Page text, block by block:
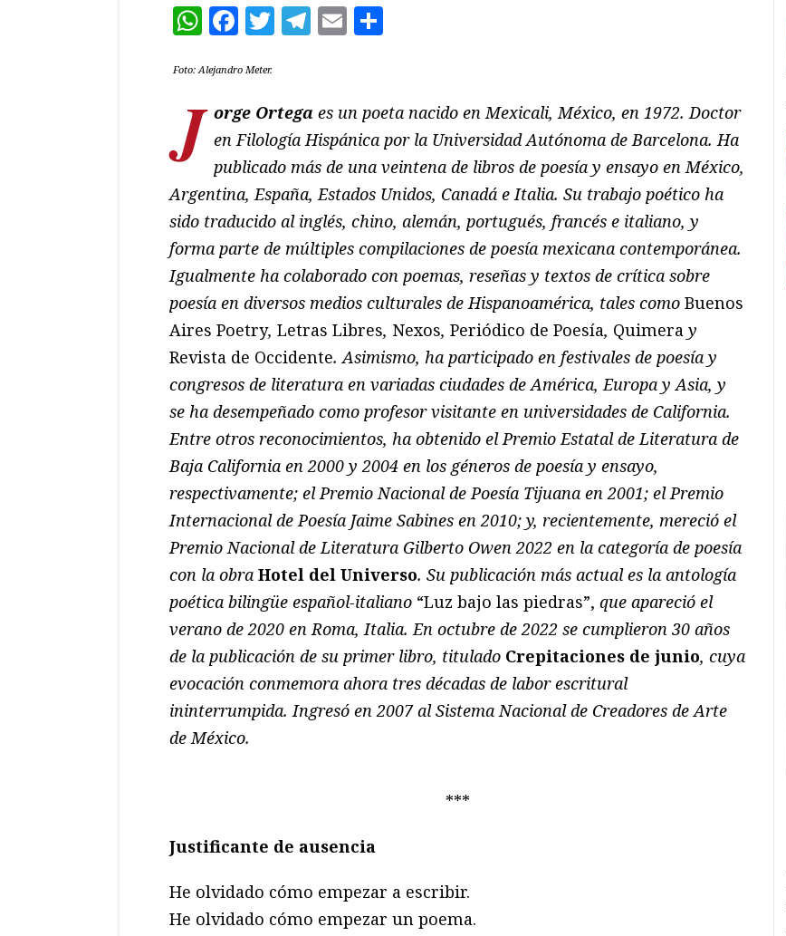
WhatsApp
Facebook
Twitter
Telegram
Email
Foto: Alejandro Meter.
J orge Ortega es un poeta nacido en Mexicali, México, en 1972. Doctor
en Filología Hispánica por la Universidad Autónoma de Barcelona. Ha
publicado más de una veintena de libros de poesía y ensayo en México,
Argentina, España, Estados Unidos, Canadá e Italia. Su trabajo poético ha
sido traducido al inglés, chino, alemán, portugués, francés e italiano, y
forma parte de múltiples compilaciones de poesía mexicana contemporánea.
Igualmente ha colaborado con poemas, reseñas y textos de crítica sobre
poesía en diversos medios culturales de Hispanoamérica, tales como Buenos
Aires Poetry, Letras Libres, Nexos, Periódico de Poesía, Quimera y
Revista de Occidente. Asimismo, ha participado en festivales de poesía y
congresos de literatura en variadas ciudades de América, Europa y Asia, y
se ha desempeñado como profesor visitante en universidades de California.
Entre otros reconocimientos, ha obtenido el Premio Estatal de Literatura de
Baja California en 2000 y 2004 en los géneros de poesía y ensayo,
respectivamente; el Premio Nacional de Poesía Tijuana en 2001; el Premio
Internacional de Poesía Jaime Sabines en 2010; y, recientemente, mereció el
Premio Nacional de Literatura Gilberto Owen 2022 en la categoría de poesía
con la obra Hotel del Universo. Su publicación más actual es la antología
poética bilingüe español-italiano “Luz bajo las piedras”, que apareció el
verano de 2020 en Roma, Italia. En octubre de 2022 se cumplieron 30 años
de la publicación de su primer libro, titulado Crepitaciones de junio, cuya
evocación conmemora ahora tres décadas de labor escritural
ininterrumpida. Ingresó en 2007 al Sistema Nacional de Creadores de Arte
de México.
***
Justificante de ausencia
He olvidado cómo empezar a escribir.
He olvidado cómo empezar un poema.